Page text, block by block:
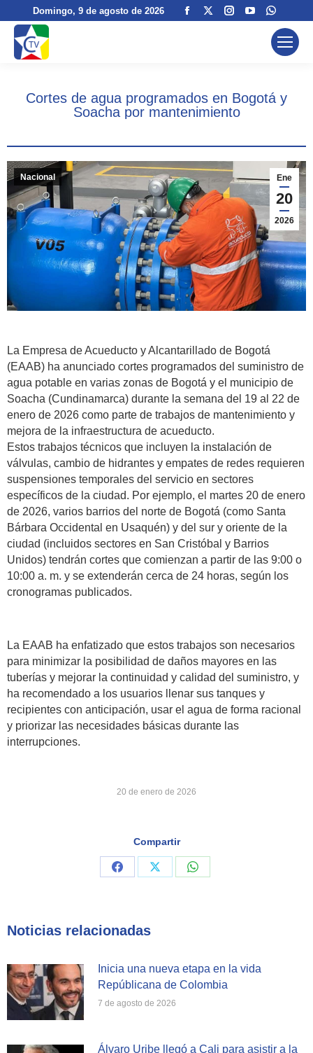
Domingo, 9 de agosto de 2026
Facebook
windowwindow
Instagram
window
YouTube
page
opens
window
page
opens
Cortes de agua programados en Bogotá y
Soacha por mantenimiento
Ene
20
2026
Nacional
La Empresa de Acueducto y Alcantarillado de Bogotá
(EAAB) ha anunciado cortes programados del suministro de
agua potable en varias zonas de Bogotá y el municipio de
Soacha (Cundinamarca) durante la semana del 19 al 22 de
enero de 2026 como parte de trabajos de mantenimiento y
mejora de la infraestructura de acueducto.
Estos trabajos técnicos que incluyen la instalación de
válvulas, cambio de hidrantes y empates de redes requieren
suspensiones temporales del servicio en sectores
específicos de la ciudad. Por ejemplo, el martes 20 de enero
de 2026, varios barrios del norte de Bogotá (como Santa
Bárbara Occidental en Usaquén) y del sur y oriente de la
ciudad (incluidos sectores en San Cristóbal y Barrios
Unidos) tendrán cortes que comienzan a partir de las 9:00 o
10:00 a. m. y se extenderán cerca de 24 horas, según los
cronogramas publicados.
La EAAB ha enfatizado que estos trabajos son necesarios
para minimizar la posibilidad de daños mayores en las
tuberías y mejorar la continuidad y calidad del suministro, y
ha recomendado a los usuarios llenar sus tanques y
recipientes con anticipación, usar el agua de forma racional
y priorizar las necesidades básicas durante las
interrupciones.
20 de enero de 2026
Compartir
Share
Share
Share
Noticias relacionadas
Inicia una nueva etapa en la vida
Repúblicana de Colombia
7 de agosto de 2026
Álvaro Uribe llegó a Cali para asistir a la